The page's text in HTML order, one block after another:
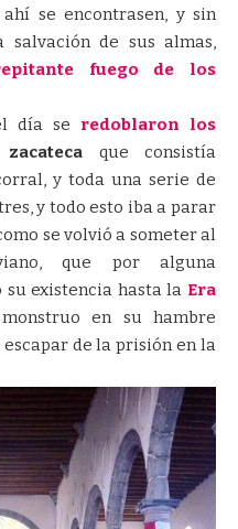
se encontrasen, y sin
de sus almas,
fuego de los
día se redoblaron los
que consistía
y toda una serie de
y todo esto iba a parar
se volvió a someter al
que por alguna
existencia hasta la Era
en su hambre
escapar de la prisión en la